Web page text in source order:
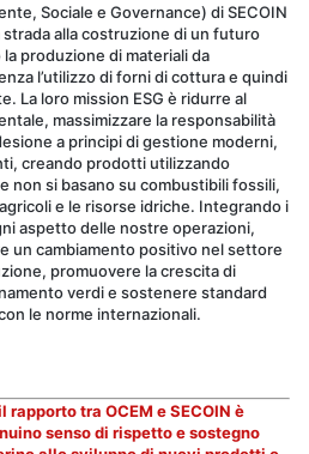
Sociale e Governance) di SECOIN
strada alla costruzione di un futuro
produzione di materiali da
l’utilizzo di forni di cottura e quindi
La loro mission ESG è ridurre al
massimizzare la responsabilità
a principi di gestione moderni,
creando prodotti utilizzando
non si basano su combustibili fossili,
e le risorse idriche. Integrando i
aspetto delle nostre operazioni,
un cambiamento positivo nel settore
promuovere la crescita di
verdi e sostenere standard
le norme internazionali.
tra OCEM e SECOIN è
senso di rispetto e sostegno